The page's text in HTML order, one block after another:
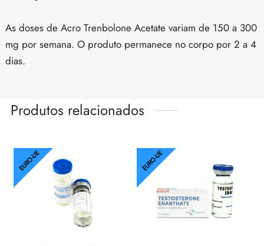
As doses de Acro Trenbolone Acetate variam de 150 a 300
mg por semana. O produto permanece no corpo por 2 a 4
dias.
Produtos relacionados
EURO-UE EURO-UE